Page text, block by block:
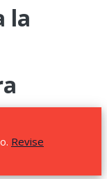
la
Revise